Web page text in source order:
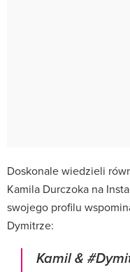
Doskonale wiedzieli
Kamila Durczoka na
swojego profilu
Dymitrze:
Kamil &